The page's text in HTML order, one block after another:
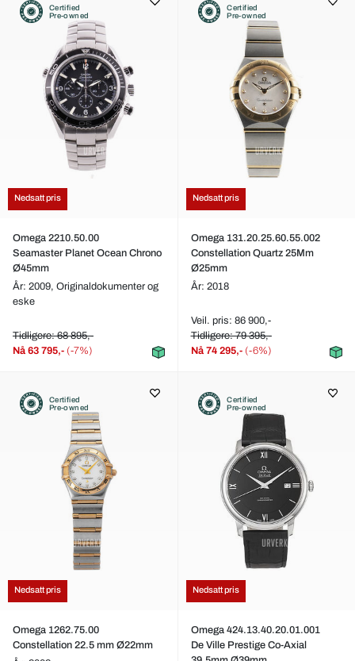
Certified
Pre-owned
Nedsatt pris
Omega 2210.50.00
Seamaster Planet Ocean Chrono
Ø45mm
År: 2009, Originaldokumenter og
eske
Tidligere: 68 895,-
Nå 63 795,- (-7%)
Certified
Pre-owned
Nedsatt pris
Omega 131.20.25.60.55.002
Constellation Quartz 25Mm
Ø25mm
År: 2018
Veil. pris: 86 900,-
Tidligere: 79 395,-
Nå 74 295,- (-6%)
Certified
Pre-owned
Nedsatt pris
Omega 1262.75.00
Constellation 22.5 mm Ø22mm
Certified
Pre-owned
Nedsatt pris
Omega 424.13.40.20.01.001
De Ville Prestige Co-Axial